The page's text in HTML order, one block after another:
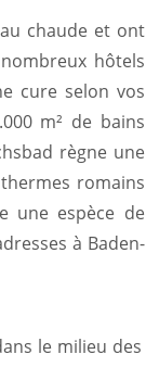
chaude et ont
hôtels
cure selon vos
m² de bains
règne une
romains
une espèce de
à Baden-
le milieu des